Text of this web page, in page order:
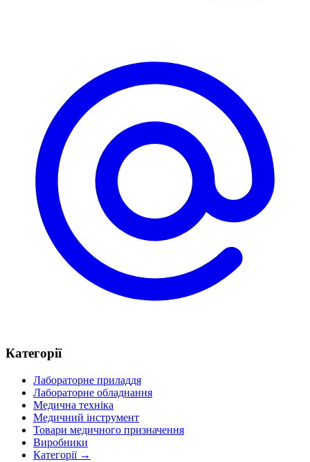
Категорії
Лабораторне приладдя
Лабораторне обладнання
Медична техніка
Медичний інструмент
Товари медичного призначення
Виробники
Категорії →